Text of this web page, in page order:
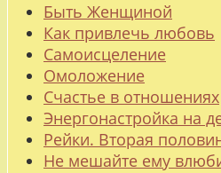
Быть Женщиной
Как привлечь любовь
Самоисцеление
Омоложение
Счастье в отношениях
Энергонастройка на
Рейки. Вторая
Не мешайте ему